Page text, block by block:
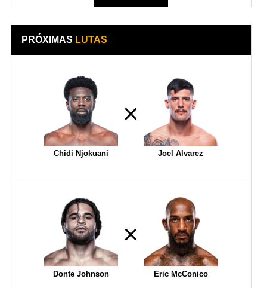
PRÓXIMAS LUTAS
Chidi Njokuani Joel Alvarez
Donte Johnson Eric McConico